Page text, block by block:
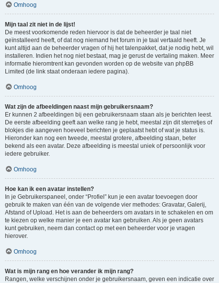
Omhoog
Mijn taal zit niet in de lijst!
De meest voorkomende reden hiervoor is dat de beheerder je taal niet
geïnstalleerd heeft, of dat nog niemand het forum in je taal vertaald heeft. Je
kunt altijd aan de beheerder vragen of hij het talenpakket, dat je nodig hebt, wil
installeren. Indien het nog niet bestaat, mag je gerust de vertaling maken. Meer
informatie hieromtrent kan gevonden worden op de website van phpBB
Limited (de link staat onderaan iedere pagina).
Omhoog
Wat zijn de afbeeldingen naast mijn gebruikersnaam?
Er kunnen 2 afbeeldingen bij een gebruikersnaam staan als je berichten leest.
De eerste afbeelding geeft aan welke rang je hebt, meestal zijn dit sterretjes of
blokjes die aangeven hoeveel berichten je geplaatst hebt of wat je status is.
Hieronder kan nog een tweede, meestal grotere, afbeelding staan, beter
bekend als een avatar. Deze afbeelding is meestal uniek of persoonlijk voor
iedere gebruiker.
Omhoog
Hoe kan ik een avatar instellen?
In je Gebruikerspaneel, onder “Profiel” kun je een avatar toevoegen door
gebruik te maken van één van de volgende vier methodes: Gravatar, Galerij,
Afstand of Upload. Het is aan de beheerders om avatars in te schakelen en om
te kiezen op welke manier je een avatar kan gebruiken. Als je geen avatars
kunt gebruiken, neem dan contact op met een beheerder voor je vragen
hierover.
Omhoog
Wat is mijn rang en hoe verander ik mijn rang?
Rangen, welke verschijnen onder je gebruikersnaam, geven een indicatie over